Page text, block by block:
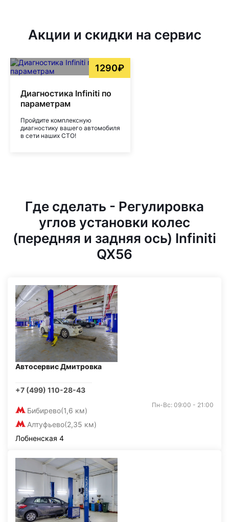
Акции и скидки на сервис
1290₽
Диагностика Infiniti по
параметрам
Пройдите комплексную
диагностику вашего автомобиля
в сети наших СТО!
Где сделать - Регулировка
углов установки колес
(передняя и задняя ось) Infiniti
QX56
Автосервис Дмитровка
+7 (499) 110-28-43
Бибирево(1,6 км)
Алтуфьево(2,35 км)
Пн-Вс: 09:00 - 21:00
Лобненская 4